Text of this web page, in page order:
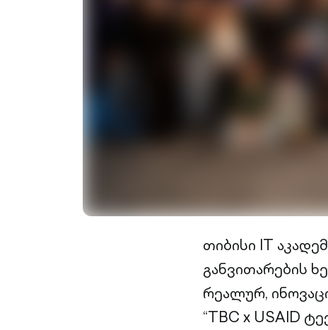
თიბისი IT
განვითარების
რეალურ,
“TBC x USAID